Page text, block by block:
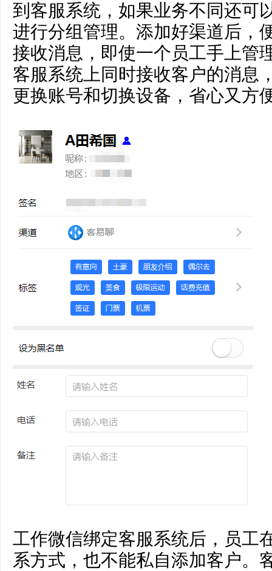
到客服系统，如果业务不同还可
进行分组管理。添加好渠道后，
接收消息，即使一个员工手上管
客服系统上同时接收客户的消息
更换账号和切换设备，省心又方
工作微信绑定客服系统后，员工
系方式，也不能私自添加客户。